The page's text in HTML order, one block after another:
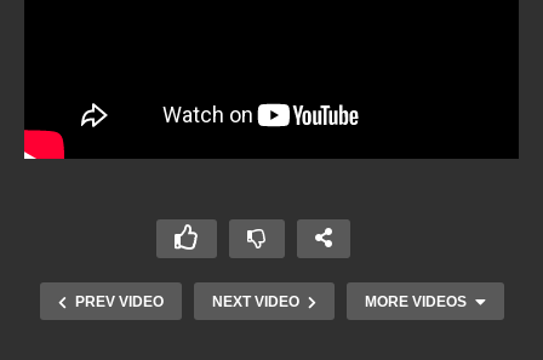
PREV VIDEO NEXT VIDEO MORE VIDEOS